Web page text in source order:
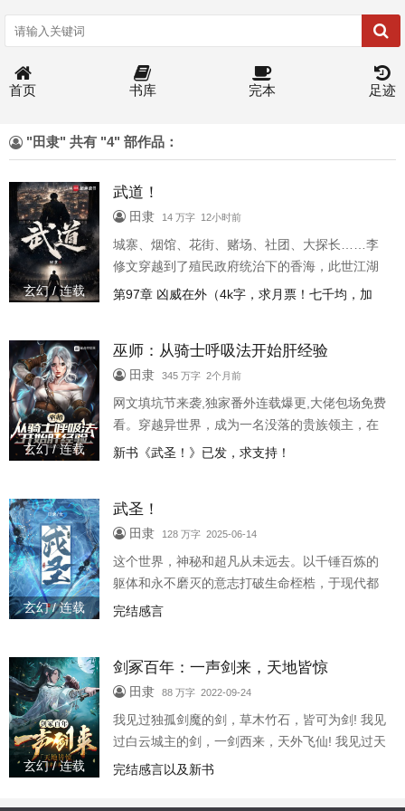
首页 书库 完本 足迹
"田隶" 共有 "4" 部作品：
玄幻 / 连载
武道！
田隶 14 万字 12小时前
城寨、烟馆、花街、赌场、社团、大探长……李
修文穿越到了殖民政府统治下的香海，此世江湖
余温尚在，超凡暗流涌动，拳馆林立，龙蛇并
极，挣脱肉体枷锁，成为了这个时代的仙圣神
佛。 这群人，被称为：“超限者”！【已完本550万
字万订文《骑士：从呼吸法开始肝经验》，270万
字万订文《武圣！ 》，写书至今，从无太监，坑
第97章 凶威在外（4k字，求月票！七千均，加
玄幻 / 连载
巫师：从骑士呼吸法开始肝经验
田隶 345 万字 2个月前
网文填坑节来袭,独家番外连载爆更,大佬包场免费
看。穿越异世界，成为一名没落的贵族领主，在
熟练度面板的帮助下，从祖传的骑士呼吸法开始
新书《武圣！》已发，求支持！
玄幻 / 连载
武圣！
田隶 128 万字 2025-06-14
这个世界，神秘和超凡从未远去。以千锤百炼的
躯体和永不磨灭的意志打破生命桎梏，于现代都
市中追求人类极限者，被称为：武道家！ 霓虹灯
限”的武道强者于苍穹下闯下如仙似神的名号，震
古烁今，群星闪耀！ 在这里，十年一届的 “万邦武
道会”直播是全球收视率最高的节目，武道家为民
族而战，为自己而战！ 在这里，武道家用人类的
完结感言
玄幻 / 连载
剑冢百年：一声剑来，天地皆惊
田隶 88 万字 2022-09-24
我见过独孤剑魔的剑，草木竹石，皆可为剑! 我见
过白云城主的剑，一剑西来，天外飞仙! 我见过天
剑无名的剑，万剑归宗，剑气纵横! 我见过缺牙老
剑，一声剑来，天地齐黯! 我见过青莲剑仙的剑，
完结感言以及新书